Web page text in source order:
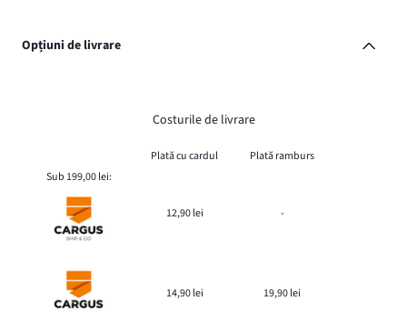
Opțiuni de livrare
Costurile de livrare
Plată cu cardul
Plată ramburs
Sub 199,00 lei:
12,90 lei -
14,90 lei 19,90 lei